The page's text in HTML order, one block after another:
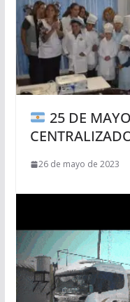
25 DE
26 de mayo de 2023